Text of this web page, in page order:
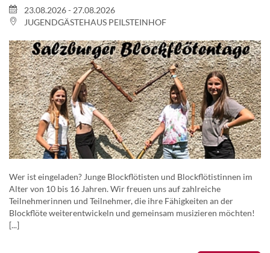
23.08.2026 - 27.08.2026
JUGENDGÄSTEHAUS PEILSTEINHOF
Wer ist eingeladen? Junge Blockflötisten und Blockflötistinnen im
Alter von 10 bis 16 Jahren. Wir freuen uns auf zahlreiche
Teilnehmerinnen und Teilnehmer, die ihre Fähigkeiten an der
Blockflöte weiterentwickeln und gemeinsam musizieren möchten!
[...]